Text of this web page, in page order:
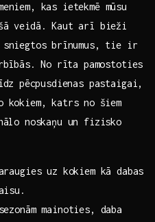
kas ‌ietekmē mūsu‍
veidā. Kaut ‌arī bieži
sniegtos ⁢brīnumus, tie ir
No ⁤rīta pamostoties
pēcpusdienas pastaigai,
katrs no⁣ šiem
noskaņu un fizisko
uz kokiem kā dabas
mainoties, daba